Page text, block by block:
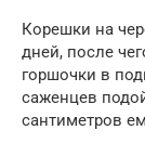
Корешки на
дней, после
горшочки в
саженцев
сантиметров